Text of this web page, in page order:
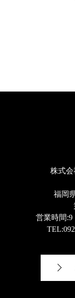
株式
福岡
営業時間:9
TEL: